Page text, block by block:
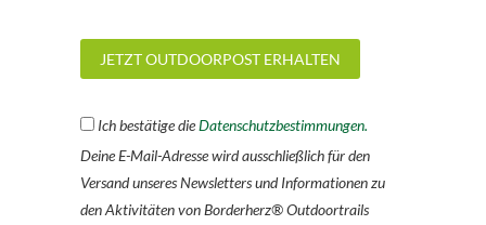
Ich bestätige dieDatenschutzbestimmungen.
Deine E-Mail-Adresse wird ausschließlich für den
Versand unseres Newsletters und Informationen zu
den Aktivitäten von Borderherz® Outdoortrails